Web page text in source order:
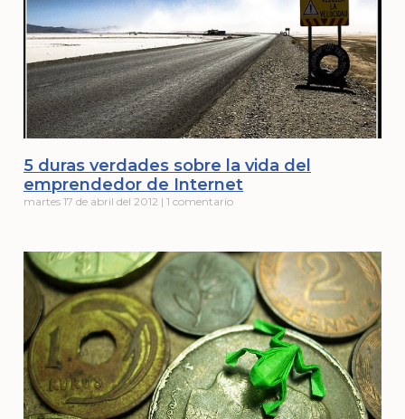
5 duras verdades sobre la vida del
emprendedor de Internet
martes 17 de abril del 2012 1 comentario